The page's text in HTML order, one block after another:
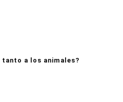
a los animales?